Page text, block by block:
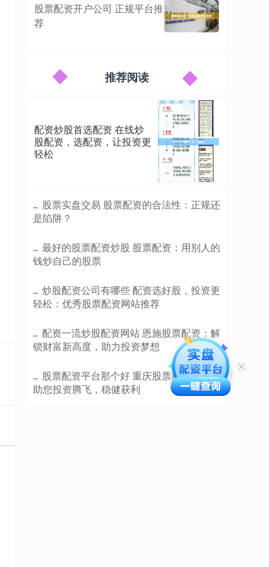
股票配资开户公司 正规平台推
荐
推荐阅读
配资炒股首选配资 在线炒
股配资，选配资，让投资更
轻松
​股票实盘交易 股票配资的合法性：正规还
是陷阱？
​最好的股票配资炒股 股票配资：用别人的
钱炒自己的股票
​炒股配资公司有哪些 配资选好股，投资更
轻松：优秀股票配资网站推荐
​配资一流炒股配资网站 恩施股票配资：解
锁财富新高度，助力投资梦想
​股票配资平台那个好 重庆股票配资公司：
助您投资腾飞，稳健获利